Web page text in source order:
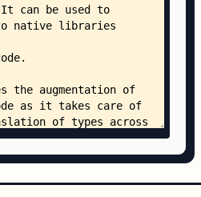
README
freebsd/
│   ├── ffi.h
│   ├── fficonfig.h
│   └── ffitarget.h
└── x64/
├── ffi.h
└── ffitarget.h